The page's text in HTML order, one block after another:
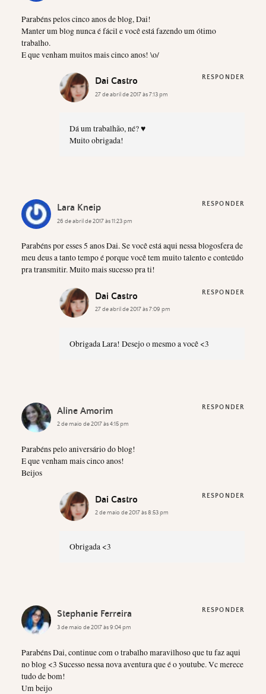
Parabéns pelos cinco anos de blog, Dai!
Manter um blog nunca é fácil e você está fazendo um ótimo
trabalho.
E que venham muitos mais cinco anos! \o/
Dai Castro
27 de abril de 2017 às 7:13 pm
Dá um trabalhão, né? ♥
Muito obrigada!
RESPONDER
Lara Kneip
26 de abril de 2017 às 11:23 pm
Parabéns por esses 5 anos Dai. Se você está aqui nessa blogosfera de
meu deus a tanto tempo é porque você tem muito talento e conteúdo
pra transmitir. Muito mais sucesso pra ti!
RESPONDER
Dai Castro
27 de abril de 2017 às 7:09 pm
Obrigada Lara! Desejo o mesmo a você <3
RESPONDER
Aline Amorim
2 de maio de 2017 às 4:15 pm
Parabéns pelo aniversário do blog!
E que venham mais cinco anos!
Beijos
RESPONDER
Dai Castro
2 de maio de 2017 às 8:53 pm
Obrigada <3
RESPONDER
Stephanie Ferreira
3 de maio de 2017 às 9:04 pm
Parabéns Dai, continue com o trabalho maravilhoso que tu faz aqui
no blog <3 Sucesso nessa nova aventura que é o youtube. Vc merece
tudo de bom!
Um beijo
RESPONDER